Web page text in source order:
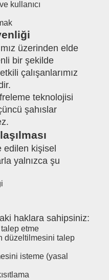
kullanıcı
üzerinden elde
bir şekilde
çalışanlarımız
teknolojisi
şahıslar
kişisel
yalnızca şu
haklara sahipsiniz:
etme
düzeltilmesini talep
isteme (yasal